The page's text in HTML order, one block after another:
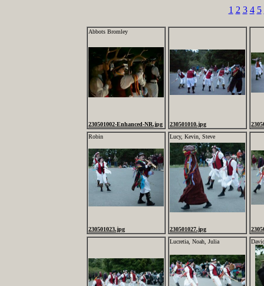
1 2 3 4 5
Abbots Bromley
230501002-Enhanced-NR.jpg 230501010.jpg
Robin
230501023.jpg
Lucy, Kevin, Steve
230501027.jpg
Lucretia, Noah, Julia